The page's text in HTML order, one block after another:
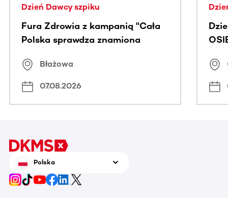
Dzień Dawcy szpiku
Fura Zdrowia z kampanią "Cała
Polska sprawdza znamiona
Błażowa
07.08.2026
Polska